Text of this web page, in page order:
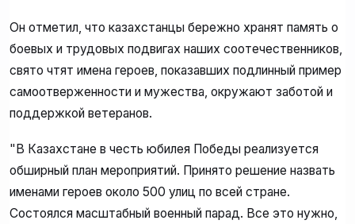
Он отметил, что казахстанцы бережно хранят память о
боевых и трудовых подвигах наших соотечественников,
свято чтят имена героев, показавших подлинный пример
самоотверженности и мужества, окружают заботой и
поддержкой ветеранов.
"В Казахстане в честь юбилея Победы реализуется
обширный план мероприятий. Принято решение назвать
именами героев около 500 улиц по всей стране.
Состоялся масштабный военный парад. Все это нужно,